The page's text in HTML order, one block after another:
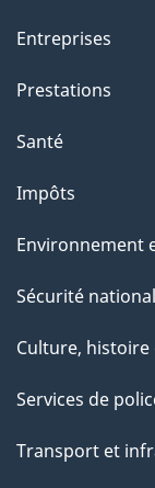
Entreprises
Prestations
Santé
Impôts
Environnement
Sécurité
Culture,
Services de
Transport et